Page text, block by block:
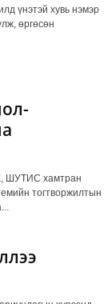
үнэтэй хувь нэмэр
өргөсөн
ШУТИС хамтран
тогтворжилтын